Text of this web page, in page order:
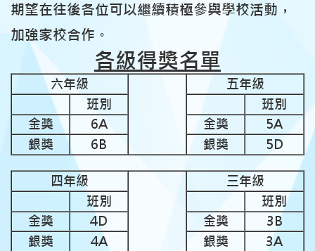
期望在往後各位可以繼續積極參與學校活動，
加強家校合作。
各級得獎名單
六年級
五年級
班別
班別
金獎
6A 金獎
5A
銀獎
6B 銀獎 5D
四年級
三年級
班別
班別
金獎
4D 金獎
3B
銀獎
4A 銀獎 3A